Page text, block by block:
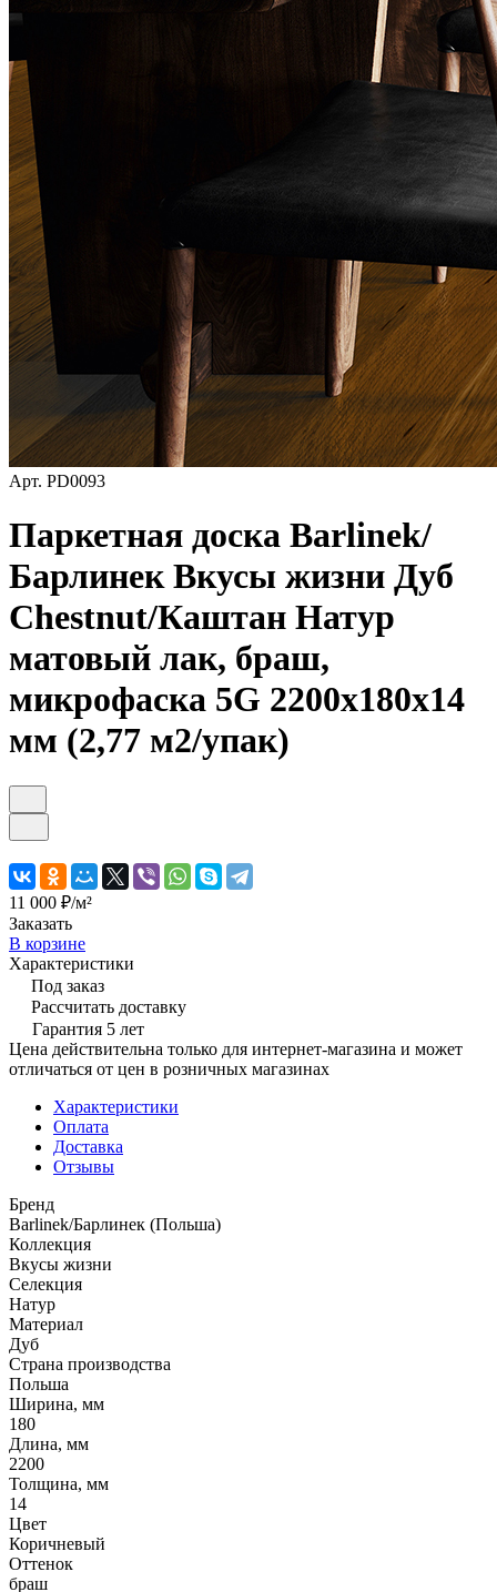
Арт. PD0093
Паркетная доска Barlinek/
Барлинек Вкусы жизни Дуб
Chestnut/Каштан Натур
матовый лак, браш,
микрофаска 5G 2200х180х14
мм (2,77 м2/упак)
11 000 ₽/м²
Заказать
В корзине
Характеристики
Под заказ
Рассчитать доставку
Гарантия 5 лет
Цена действительна только для интернет-магазина и может
отличаться от цен в розничных магазинах
Характеристики
Оплата
Доставка
Отзывы
Бренд
Barlinek/Барлинек (Польша)
Коллекция
Вкусы жизни
Селекция
Натур
Материал
Дуб
Страна производства
Польша
Ширина, мм
180
Длина, мм
2200
Толщина, мм
14
Цвет
Коричневый
Оттенок
браш